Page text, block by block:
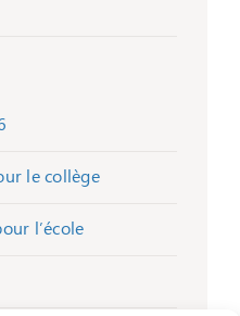
le collège
l’école